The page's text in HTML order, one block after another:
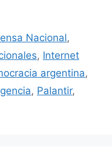
Nacional,
, Internet
argentina,
, Palantir,